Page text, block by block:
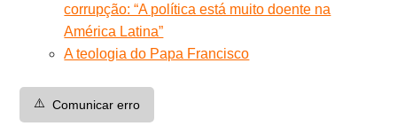
corrupção: “A política está muito doente na
América Latina”
A teologia do Papa Francisco
⚠️ Comunicar erro